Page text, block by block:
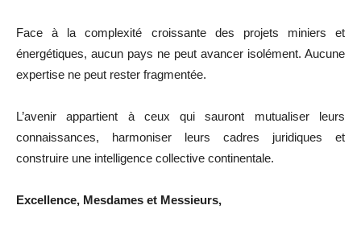
Face à la complexité croissante des projets miniers et
énergétiques, aucun pays ne peut avancer isolément. Aucune
expertise ne peut rester fragmentée.
L’avenir appartient à ceux qui sauront mutualiser leurs
connaissances, harmoniser leurs cadres juridiques et
construire une intelligence collective continentale.
Excellence, Mesdames et Messieurs,